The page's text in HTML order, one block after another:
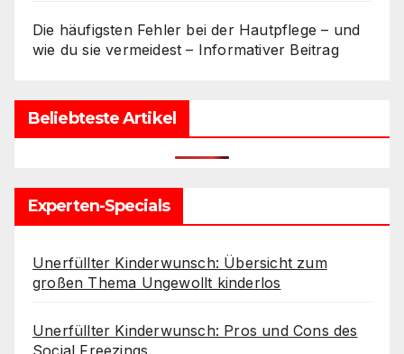
Die häufigsten Fehler bei der Hautpflege – und
wie du sie vermeidest – Informativer Beitrag
Beliebteste Artikel
Experten-Specials
Unerfüllter Kinderwunsch: Übersicht zum
großen Thema Ungewollt kinderlos
Unerfüllter Kinderwunsch: Pros und Cons des
Social Freezings